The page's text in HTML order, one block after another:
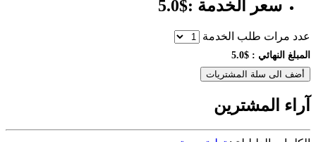
سعر الخدمة :$5.0
عدد مرات طلب الخدمة
المبلغ النهائي : $5.0
أضف الى سلة المشتريات
آراء المشترين